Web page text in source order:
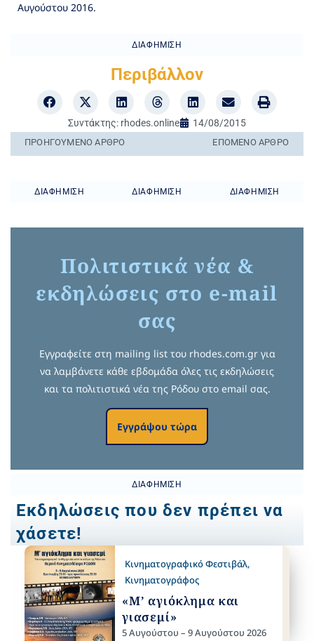
Αυγούστου 2016.
ΔΙΑΦΉΜΙΣΗ
Περιβάλλον
Συντάκτης: rhodes.online 14/08/2015
ΠΡΟΗΓΟΎΜΕΝO ΆΡΘΡΟ ΕΠΌΜΕΝΟ ΆΡΘΡΟ
ΔΙΑΦΉΜΙΣΗ ΔΙΑΦΉΜΙΣΗ ΔΙΑΦΉΜΙΣΗ
Πολιτιστικά νέα &
εκδηλώσεις στο e-mail
σας
Εγγραφείτε στη mailing list του rhodes.com.gr για
να λαμβάνετε κάθε εβδομάδα όλες τις εκδηλώσεις
και τα πολιτιστικά νέα της Ρόδου στο email σας.
Εγγράψου τώρα
ΔΙΑΦΉΜΙΣΗ
Εκδηλώσεις που δεν πρέπει να
χάσετε!
Κινηματογραφικό Φεστιβάλ,
Κινηματογράφος
«Μ’ αγιόκλημα και
γιασεμί»
5 Αυγούστου – 9 Αυγούστου 2026